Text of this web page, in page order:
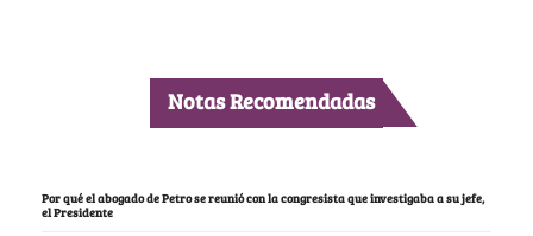
Notas Recomendadas
Por qué el abogado de Petro se reunió con la congresista que investigaba a su jefe,
el Presidente